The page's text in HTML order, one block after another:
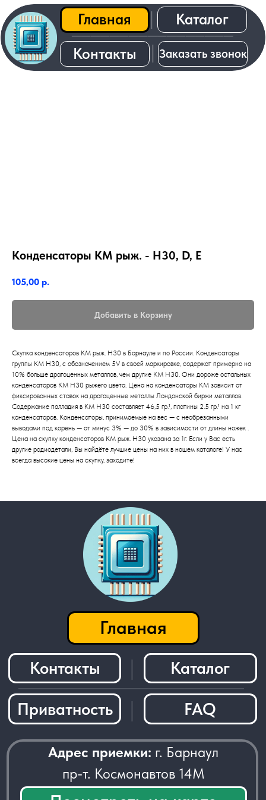
Главная Каталог
Контакты
─────────────────
Заказать звонок
│
Конденсаторы КМ рыж. - H30, D, E
105,00 р.
Добавить в Корзину
Скупка конденсаторов КМ рыж. Н30 в Барнауле и по России. Конденсаторы
группы КМ Н30, с обозначением 5V в своей маркировке, содержат примерно на
10% больше драгоценных металлов, чем другие КМ Н30. Они дороже остальных
конденсаторов КМ Н30 рыжего цвета. Цена на конденсаторы КМ зависит от
фиксированных ставок на драгоценные металлы Лондонской биржи металлов.
Содержание палладия в КМ Н30 составляет 46,5 гр.¹, платины 2.5 гр.¹ на 1 кг
конденсаторов. Конденсаторы, принимаемые на вес — с необрезанными
выводами под корень — от минус 3% — до 30% в зависимости от длины ножек .
Цена на скупку конденсаторов КМ рыж. Н30 указана за 1г. Если у Вас есть
другие радиодетали, Вы найдёте лучшие цены на них в нашем каталоге! У нас
всегда высокие цены на скупку, заходите!
Приватность FAQ
─────────────────────
Главная
© 2026 - Radiolom22.ru
Есть вопросы или хочешь сдать детали?
Заказать звонок
Посмотреть на карте
Адрес приемки:г. Барнаул
пр-т. Космонавтов 14М